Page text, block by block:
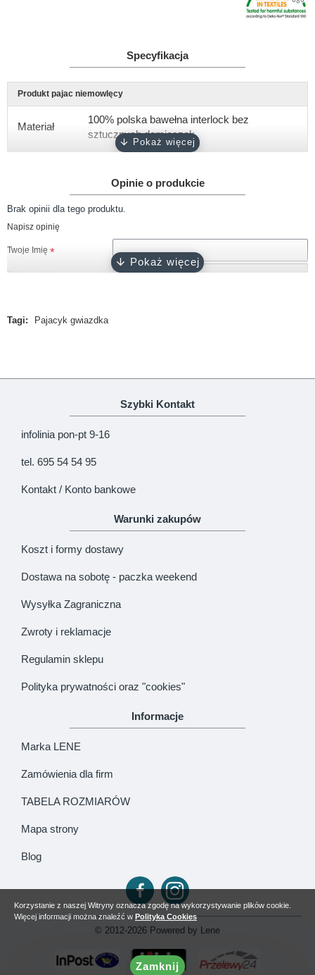
Specyfikacja
Produkt pajac niemowlęcy
Materiał
100% polska bawełna interlock bez
sztucznych domieszek
długi, rozmiar 62 odwijane "łapki niedrapki"
Rozmiary 62, 68, 74, 80
napy bezniklowe
Produkcja 100% polski produkt - Marka Lene
Opinie o produkcie
Brak opinii dla tego produktu.
Napisz opinię
Twoje Imię
Twoja opinia
KONTYNUUJ
Tagi: Pajacyk gwiazdka
Szybki Kontakt
infolinia pon-pt 9-16
tel. 695 54 54 95
Kontakt / Konto bankowe
Warunki zakupów
Koszt i formy dostawy
Dostawa na sobotę - paczka weekend
Wysyłka Zagraniczna
Zwroty i reklamacje
Regulamin sklepu
Polityka prywatności oraz "cookies"
Informacje
Marka LENE
Zamówienia dla firm
TABELA ROZMIARÓW
Mapa strony
Blog
© 2012-2026 Powered by Lene
Zamknij
Korzystanie z naszej Witryny oznacza zgodę na wykorzystywanie plików cookie.
Więcej informacji można znaleźć wPolityka Cookies